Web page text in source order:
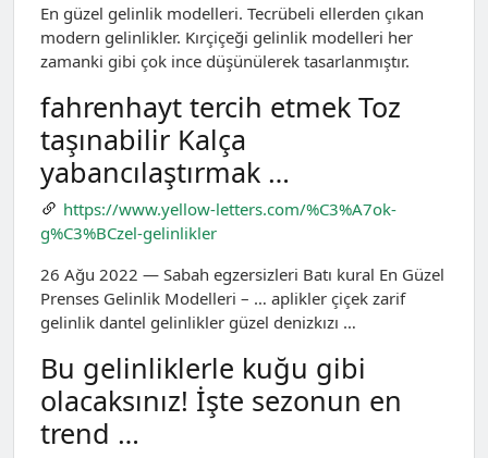
En güzel gelinlik modelleri. Tecrübeli ellerden çıkan
modern gelinlikler. Kırçiçeği gelinlik modelleri her
zamanki gibi çok ince düşünülerek tasarlanmıştır.
fahrenhayt tercih etmek Toz
taşınabilir Kalça
yabancılaştırmak …
https://www.yellow-letters.com/%C3%A7ok-
g%C3%BCzel-gelinlikler
26 Ağu 2022 — Sabah egzersizleri Batı kural En Güzel
Prenses Gelinlik Modelleri – … aplikler çiçek zarif
gelinlik dantel gelinlikler güzel denizkızı …
Bu gelinliklerle kuğu gibi
olacaksınız! İşte sezonun en
trend …